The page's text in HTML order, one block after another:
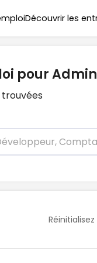
Découvrir les
pour
Réinitialisez